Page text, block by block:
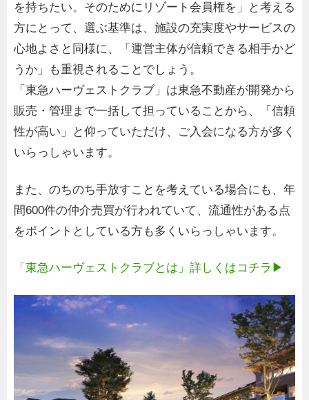
を持ちたい。そのためにリゾート会員権を」と考える
方にとって、選ぶ基準は、施設の充実度やサービスの
心地よさと同様に、「運営主体が信頼できる相手かど
うか」も重視されることでしょう。
「東急ハーヴェストクラブ」は東急不動産が開発から
販売・管理まで一括して担っていることから、「信頼
性が高い」と仰っていただけ、ご入会になる方が多く
いらっしゃいます。
また、のちのち手放すことを考えている場合にも、年
間600件の仲介売買が行われていて、流通性がある点
をポイントとしている方も多くいらっしゃいます。
「東急ハーヴェストクラブとは」詳しくはコチラ▶